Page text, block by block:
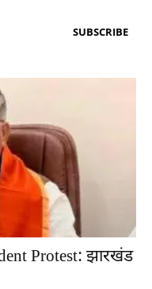
SUBSCRIBE
Protest: झारखंड